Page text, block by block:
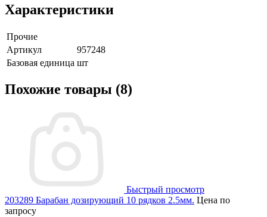
Характеристики
Прочие
Артикул
957248
Базовая единица шт
Похожие товары (8)
Быстрый просмотр
203289 Барабан дозирующий 10 рядков 2.5мм. Цена по
запросу